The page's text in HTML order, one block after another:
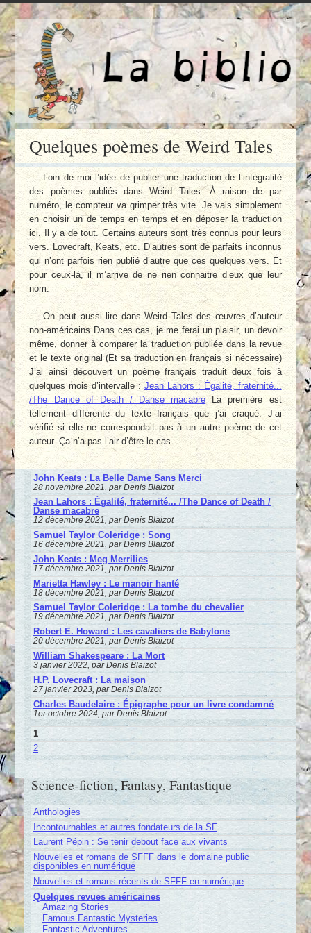
Quelques poèmes de Weird Tales
Loin de moi l’idée de publier une traduction de l’intégralité
des poèmes publiés dans Weird Tales. À raison de par
numéro, le compteur va grimper très vite. Je vais simplement
en choisir un de temps en temps et en déposer la traduction
ici. Il y a de tout. Certains auteurs sont très connus pour leurs
vers. Lovecraft, Keats, etc. D’autres sont de parfaits inconnus
qui n’ont parfois rien publié d’autre que ces quelques vers. Et
pour ceux-là, il m’arrive de ne rien connaitre d’eux que leur
nom.
On peut aussi lire dans Weird Tales des œuvres d’auteur
non-américains Dans ces cas, je me ferai un plaisir, un devoir
même, donner à comparer la traduction publiée dans la revue
et le texte original (Et sa traduction en français si nécessaire)
J’ai ainsi découvert un poème français traduit deux fois à
quelques mois d’intervalle : Jean Lahors : Égalité, fraternité...
/The Dance of Death / Danse macabreLa première est
tellement différente du texte français que j’ai craqué. J’ai
vérifié si elle ne correspondait pas à un autre poème de cet
auteur. Ça n’a pas l’air d’être le cas.
John Keats : La Belle Dame Sans Merci
28 novembre 2021, par Denis Blaizot
Jean Lahors : Égalité, fraternité... /The Dance of Death /
Danse macabre
12 décembre 2021, par Denis Blaizot
Samuel Taylor Coleridge : Song
16 décembre 2021, par Denis Blaizot
John Keats : Meg Merrilies
17 décembre 2021, par Denis Blaizot
Marietta Hawley : Le manoir hanté
18 décembre 2021, par Denis Blaizot
Samuel Taylor Coleridge : La tombe du chevalier
19 décembre 2021, par Denis Blaizot
Robert E. Howard : Les cavaliers de Babylone
20 décembre 2021, par Denis Blaizot
William Shakespeare : La Mort
3 janvier 2022, par Denis Blaizot
H.P. Lovecraft : La maison
27 janvier 2023, par Denis Blaizot
Charles Baudelaire : Épigraphe pour un livre condamné
1er octobre 2024, par Denis Blaizot
1
2
Science-fiction, Fantasy, Fantastique
Anthologies
Incontournables et autres fondateurs de la SF
Laurent Pépin : Se tenir debout face aux vivants
Nouvelles et romans de SFFF dans le domaine public
disponibles en numérique
Nouvelles et romans récents de SFFF en numérique
Quelques revues américaines
Amazing Stories
Famous Fantastic Mysteries
Fantastic Adventures